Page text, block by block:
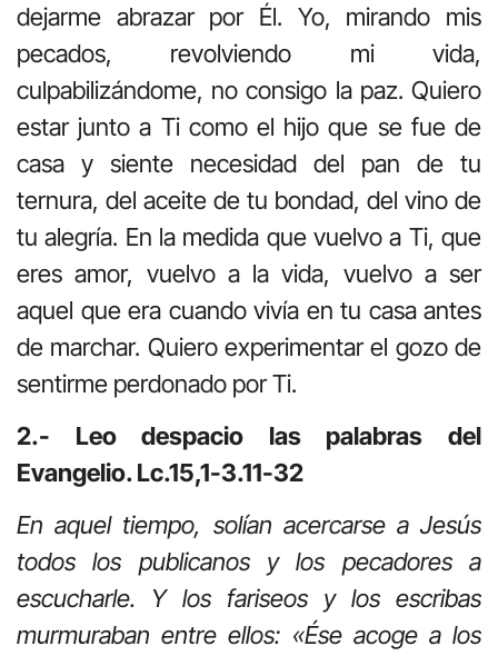
dejarme abrazar por Él. Yo, mirando mis
pecados, revolviendo mi vida,
culpabilizándome, no consigo la paz. Quiero
estar junto a Ti como el hijo que se fue de
casa y siente necesidad del pan de tu
ternura, del aceite de tu bondad, del vino de
tu alegría. En la medida que vuelvo a Ti, que
eres amor, vuelvo a la vida, vuelvo a ser
aquel que era cuando vivía en tu casa antes
de marchar. Quiero experimentar el gozo de
sentirme perdonado por Ti.
2.- Leo despacio las palabras del
Evangelio. Lc.15,1-3.11-32
En aquel tiempo, solían acercarse a Jesús
todos los publicanos y los pecadores a
escucharle. Y los fariseos y los escribas
murmuraban entre ellos: «Ése acoge a los